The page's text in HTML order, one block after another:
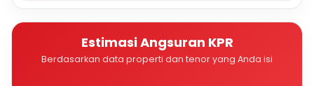
Estimasi Angsuran KPR
Berdasarkan data properti dan tenor yang Anda isi